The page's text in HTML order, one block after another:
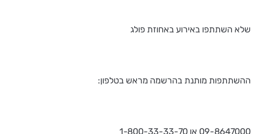
שלא השתתפו באירוע באחוזת פולג
ההשתתפות מותנת בהרשמה מראש בטלפון:
09-8647000 או 1-800-33-33-70